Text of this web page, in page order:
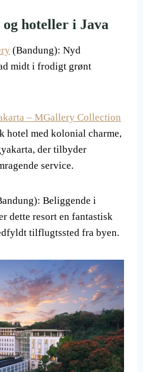
hoteller i Java
(Bandung): Nyd
midt i frodigt grønt
– MGallery Collection
hotel med kolonial charme,
der tilbyder
service.
Beliggende i
dette resort en fantastisk
tilflugtssted fra byen.